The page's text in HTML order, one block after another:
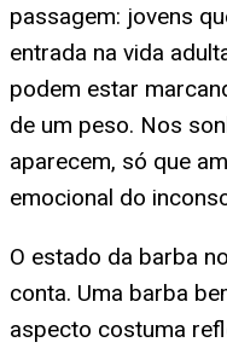
passagem: jovens
entrada na vida
podem estar
de um peso. Nos
aparecem, só que
emocional do
O estado da barba
conta. Uma barba
aspecto costuma